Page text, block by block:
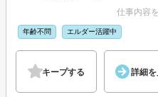
仕事内容
年齢不問 エルダー活躍中
キープする 詳細を